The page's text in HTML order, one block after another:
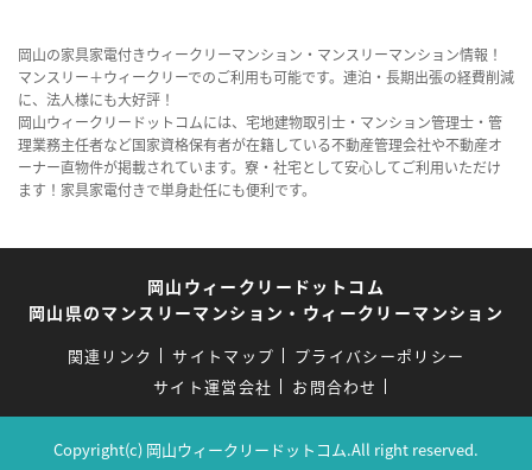
岡山の家具家電付きウィークリーマンション・マンスリーマンション情報！
マンスリー＋ウィークリーでのご利用も可能です。連泊・長期出張の経費削減
に、法人様にも大好評！
岡山ウィークリードットコムには、宅地建物取引士・マンション管理士・管
理業務主任者など国家資格保有者が在籍している不動産管理会社や不動産オ
ーナー直物件が掲載されています。寮・社宅として安心してご利用いただけ
ます！家具家電付きで単身赴任にも便利です。
岡山ウィークリードットコム
岡山県のマンスリーマンション・ウィークリーマンション
関連リンク サイトマップ
プライバシーポリシー
サイト運営会社
お問合わせ
Copyright(c) 岡山ウィークリードットコム.All right reserved.